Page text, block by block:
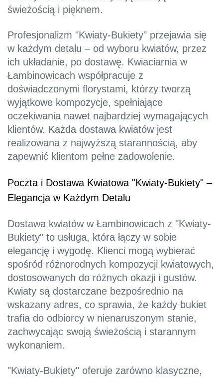
świeżością i pięknem.
Profesjonalizm "Kwiaty-Bukiety" przejawia się
w każdym detalu – od wyboru kwiatów, przez
ich układanie, po dostawę. Kwiaciarnia w
Łambinowicach współpracuje z
doświadczonymi florystami, którzy tworzą
wyjątkowe kompozycje, spełniające
oczekiwania nawet najbardziej wymagających
klientów. Każda dostawa kwiatów jest
realizowana z najwyższą starannością, aby
zapewnić klientom pełne zadowolenie.
Poczta i Dostawa Kwiatowa "Kwiaty-Bukiety" –
Elegancja w Każdym Detalu
Dostawa kwiatów w Łambinowicach z "Kwiaty-
Bukiety" to usługa, która łączy w sobie
elegancję i wygodę. Klienci mogą wybierać
spośród różnorodnych kompozycji kwiatowych,
dostosowanych do różnych okazji i gustów.
Kwiaty są dostarczane bezpośrednio na
wskazany adres, co sprawia, że każdy bukiet
trafia do odbiorcy w nienaruszonym stanie,
zachwycając swoją świeżością i starannym
wykonaniem.
"Kwiaty-Bukiety" oferuje zarówno klasyczne,